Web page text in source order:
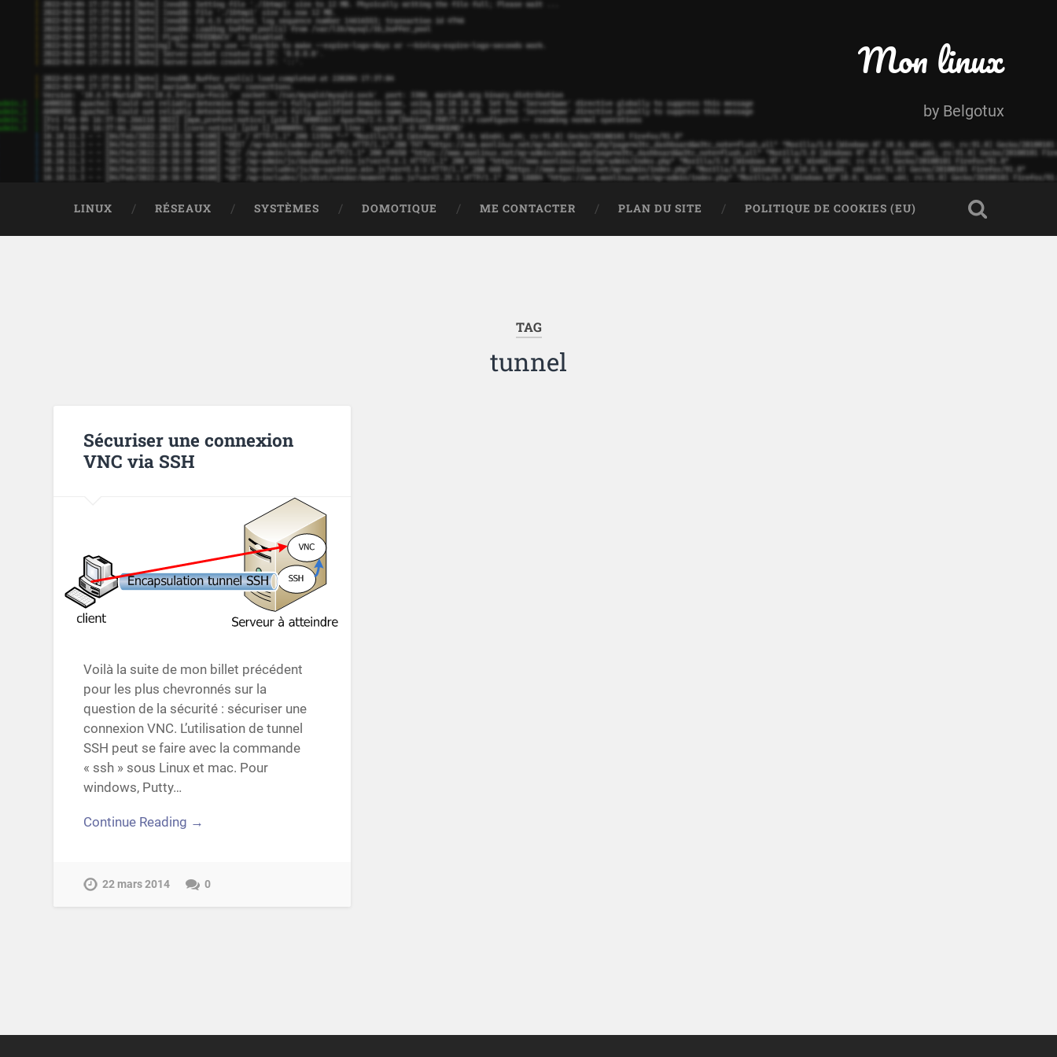
Mon linux
by Belgotux
LINUX RÉSEAUX SYSTÈMES DOMOTIQUE ME CONTACTER PLAN DU SITE POLITIQUE DE COOKIES (EU)
TAG
tunnel
Sécuriser une connexion
VNC via SSH
Voilà la suite de mon billet précédent
pour les plus chevronnés sur la
question de la sécurité : sécuriser une
connexion VNC. L’utilisation de tunnel
SSH peut se faire avec la commande
« ssh » sous Linux et mac. Pour
windows, Putty…
Continue Reading →
22 mars 2014 0